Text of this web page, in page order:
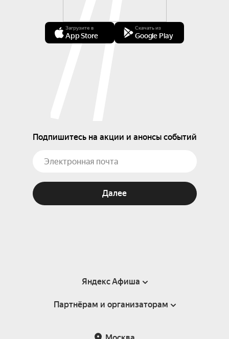
Загрузите в
App Store
Скачать из
Google Play
Подпишитесь на акции и анонсы событий
Далее
Яндекс Афиша
Справка
Партнёрам и организаторам